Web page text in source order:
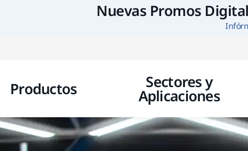
Nuevas Promos
Productos Sectores y
Aplicaciones